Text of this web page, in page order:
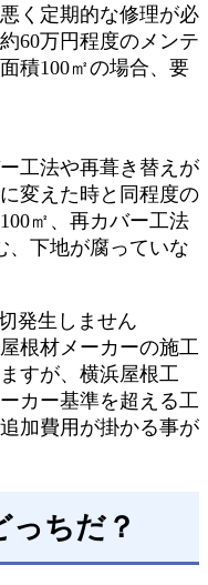
く定期的な修理が必
60万円程度のメンテ
積100㎡の場合、要
工法や再葺き替えが
変えた時と同程度の
㎡、再カバー工法
、下地が腐っていな
根材メーカーの施工
すが、横浜屋根工
カー基準を超える工
加費用が掛かる事が
っちだ？